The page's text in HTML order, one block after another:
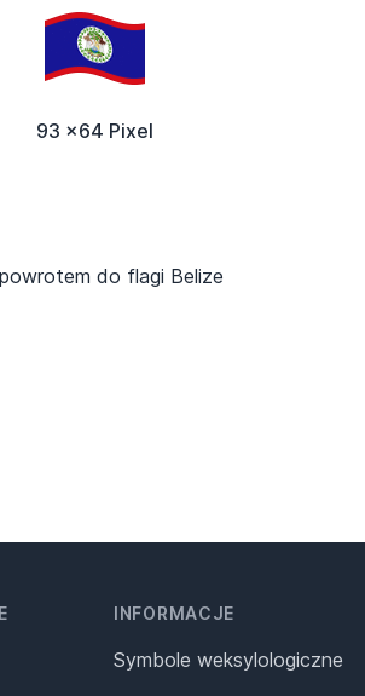
93 x64 Pixel
do flagi Belize
INFORMACJE
Symbole weksylologiczne